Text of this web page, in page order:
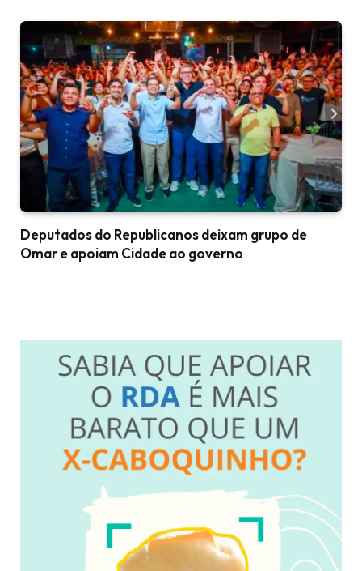
Deputados do Republicanos deixam grupo de
Omar e apoiam Cidade ao governo